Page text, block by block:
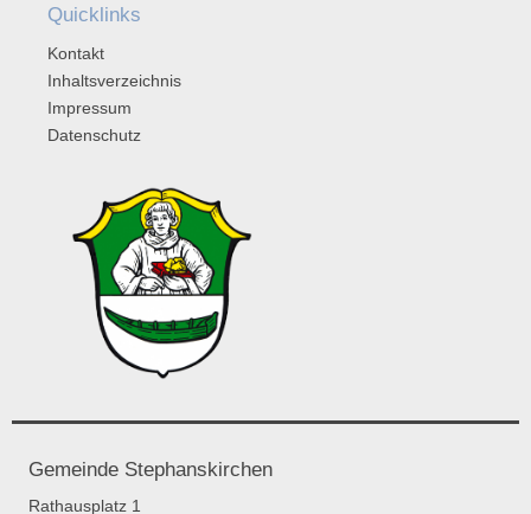
Quicklinks
Kontakt
Inhaltsverzeichnis
Impressum
Datenschutz
Gemeinde Stephanskirchen
Rathausplatz 1